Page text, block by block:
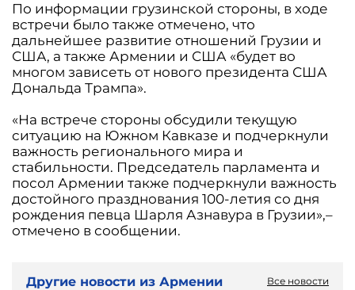
По информации грузинской стороны, в ходе
встречи было также отмечено, что
дальнейшее развитие отношений Грузии и
США, а также Армении и США «будет во
многом зависеть от нового президента США
Дональда Трампа».
«На встрече стороны обсудили текущую
ситуацию на Южном Кавказе и подчеркнули
важность регионального мира и
стабильности. Председатель парламента и
посол Армении также подчеркнули важность
достойного празднования 100-летия со дня
рождения певца Шарля Азнавура в Грузии»,–
отмечено в сообщении.
Другие новости из Армении Все новости